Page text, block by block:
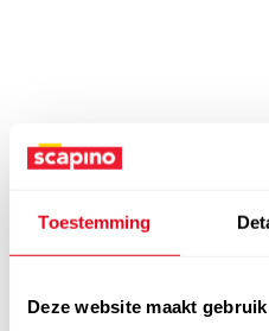
Toestemming
Deze website maakt